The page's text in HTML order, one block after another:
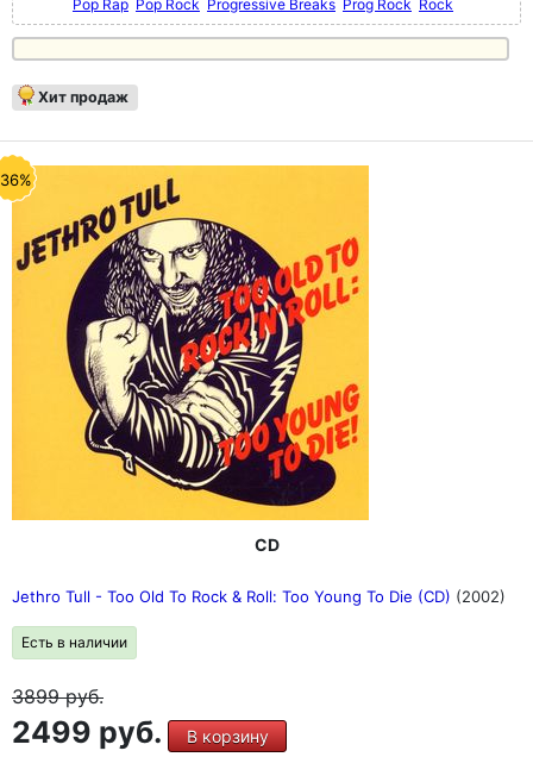
Pop Rap Pop Rock Progressive Breaks Prog Rock Rock
Хит продаж
CD
Jethro Tull - Too Old To Rock & Roll: Too Young To Die (CD) (2002)
Есть в наличии
3899руб.
2499 руб. В корзину